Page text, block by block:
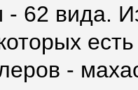
- 62 вида.
-